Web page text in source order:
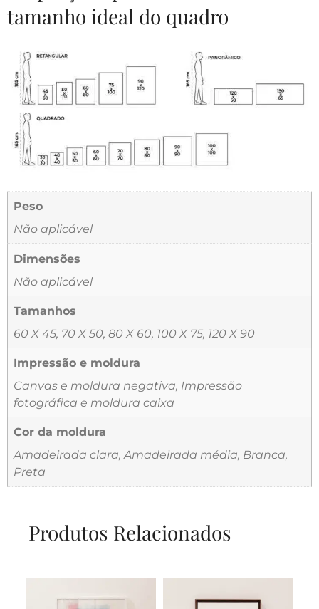
tamanho ideal do quadro
Peso
Não aplicável
Dimensões
Não aplicável
Tamanhos
60 X 45, 70 X 50, 80 X 60, 100 X 75, 120 X 90
Impressão e moldura
Canvas e moldura negativa, Impressão
fotográfica e moldura caixa
Cor da moldura
Amadeirada clara, Amadeirada média, Branca,
Preta
Produtos Relacionados